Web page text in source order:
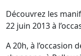
Découvrez les
22 juin 2013 à
A 20h, à l’occasion